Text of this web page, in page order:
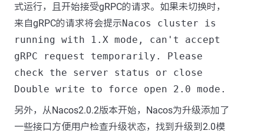
式运行，且开始接受gRPC的请求。如果未切换时，
来自gRPC的请求将会提示Nacos cluster is
running with 1.X mode, can't accept
gRPC request temporarily. Please
check the server status or close
Double write to force open 2.0 mode.
另外，从Nacos2.0.2版本开始，Nacos为升级添加了
一些接口方便用户检查升级状态，找到升级到2.0模